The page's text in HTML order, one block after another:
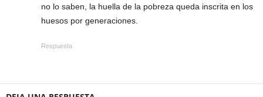
no lo saben, la huella de la pobreza queda inscrita en los
huesos por generaciones.
Respuesta